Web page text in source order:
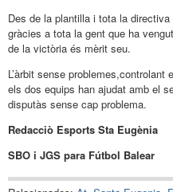
Des de la plantilla i tota la directiva
gràcies a tota la gent que ha
de la victòria és mèrit seu.
L’àrbit sense
els dos equips han ajudat amb el
disputàs sense cap problema.
Redacciò Esports Sta Eugènia
SBO i JGS para Fútbol Balear